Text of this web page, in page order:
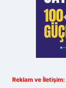
Reklam ve İletişim: